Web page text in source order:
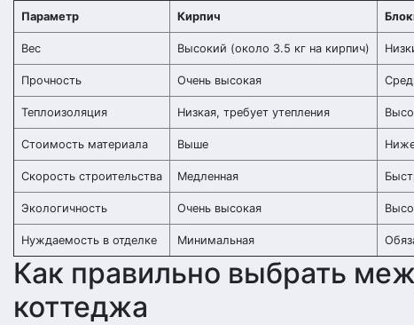
Параметр Кирпич
Вес Высокий (около 3.5 кг на кирпич)
Прочность Очень высокая
Теплоизоляция Низкая, требует утепления
Стоимость материала Выше
Скорость строительства Медленная
Экологичность Очень высокая
Нуждаемость в отделке Минимальная
Как правильно выбрать
коттеджа